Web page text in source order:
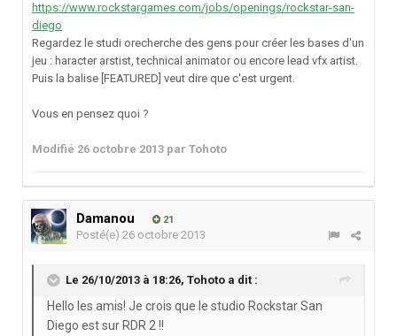
https://www.rockstargames.com/jobs/openings/rockstar-san-
diego
Regardez le studi orecherche des gens pour créer les bases d'un
jeu : haracter arstist, technical animator ou encore lead vfx artist.
Puis la balise [FEATURED] veut dire que c'est urgent.
Vous en pensez quoi ?
Modifié 26 octobre 2013 par Tohoto
Damanou 21
Posté(e) 26 octobre 2013
Le 26/10/2013 à 18:26, Tohoto a dit :
Hello les amis! Je crois que le studio Rockstar San
Diego est sur RDR 2 !!